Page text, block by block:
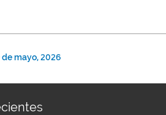
de mayo, 2026